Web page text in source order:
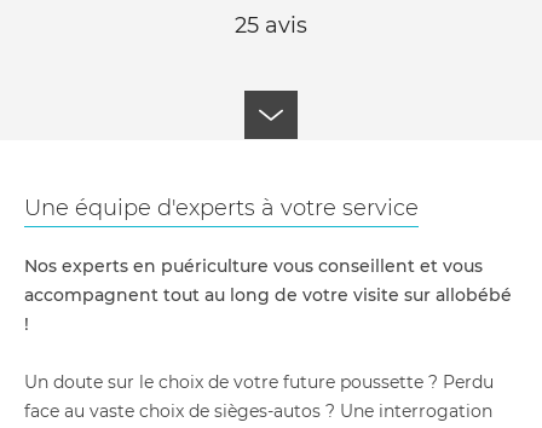
25 avis
Une équipe d'experts à votre service
Nos experts en puériculture vous conseillent et vous
accompagnent tout au long de votre visite sur allobébé
!
Un doute sur le choix de votre future poussette ? Perdu
face au vaste choix de sièges-autos ? Une interrogation